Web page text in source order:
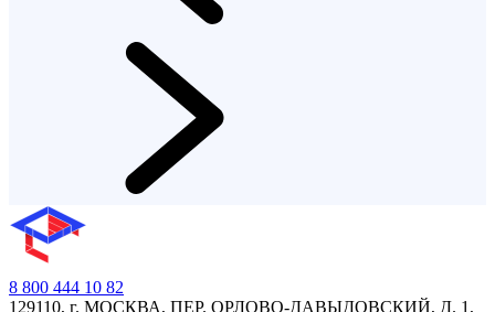
8 800 444 10 82
129110, г. МОСКВА, ПЕР. ОРЛОВО-ДАВЫДОВСКИЙ, Д. 1,